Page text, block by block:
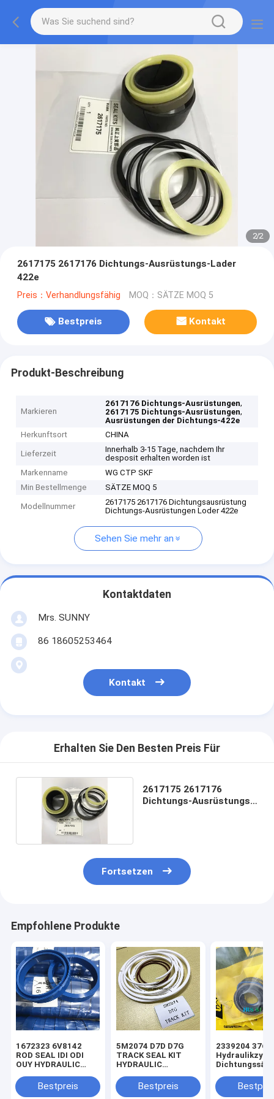
2/2
2617175 2617176 Dichtungs-Ausrüstungs-Lader
422e
Preis：Verhandlungsfähig MOQ：SÄTZE MOQ 5
Bestpreis Kontakt
Produkt-Beschreibung
Markieren
2617176 Dichtungs-Ausrüstungen,
2617175 Dichtungs-Ausrüstungen,
Ausrüstungen der Dichtungs-422e
Herkunftsort
CHINA
Lieferzeit
Innerhalb 3-15 Tage, nachdem Ihr
desposit erhalten worden ist
Markenname
WG CTP SKF
Min Bestellmenge
SÄTZE MOQ 5
Modellnummer
2617175 2617176 Dichtungsausrüstung
Dichtungs-Ausrüstungen Loder 422e
Sehen Sie mehr an
Kontaktdaten
Mrs. SUNNY
86 18605253464
Kontakt
Erhalten Sie Den Besten Preis Für
2617175 2617176
Dichtungs-Ausrüstungs-
Fortsetzen
Empfohlene Produkte
1672323 6V8142
ROD SEAL IDI ODI
OUY HYDRAULIC
Bestpreis
5M2074 D7D D7G
TRACK SEAL KIT
HYDRAULIC
SEAL KIT NBR
Bestpreis
2339204